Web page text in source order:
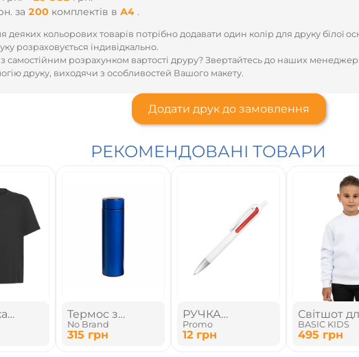
за 200 комплектів в А4 .
деяких кольорових товарів потрібно додавати один колір для друку білої
розраховується індивідкально.
розрахунком вартості друру? Звертайтесь до наших
друку, виходячи з особливостей Вашого макету.
Додати друк до замовлення
РЕКОМЕНДОВАНІ ТОВАРИ
Термос з
індикатором
температури
No Brand
315 грн
РУЧКА
ПЛАСТИКОВА
Promo
12 грн
Світшот
хлопчиків
BASIC KIDS
495 грн